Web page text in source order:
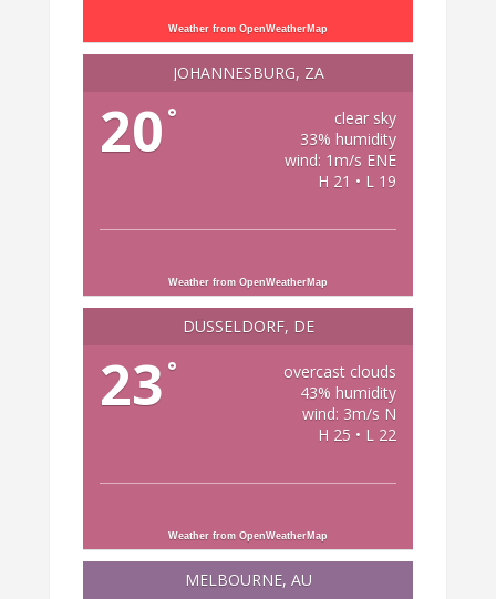
Weather from OpenWeatherMap
JOHANNESBURG, ZA
20 °
clear sky
33% humidity
wind: 1m/s ENE
H 21 • L 19
Weather from OpenWeatherMap
DÜSSELDORF, DE
23 °
overcast clouds
43% humidity
wind: 3m/s N
H 25 • L 22
Weather from OpenWeatherMap
MELBOURNE, AU